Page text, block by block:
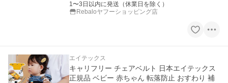
1〜3日以内に発送（休業日を除く）
Rebaloヤフーショッピング店
エイテックス
キャリフリー チェアベルト 日本エイテックス
正規品 ベビー 赤ちゃん 転落防止 おすわり 補